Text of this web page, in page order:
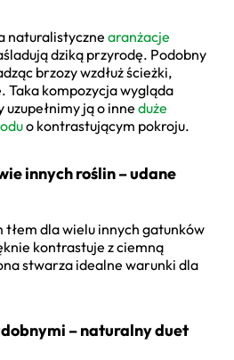
naturalistyczne aranżacje
dziką przyrodę. Podobny
brzozy wzdłuż ścieżki,
kompozycja wygląda
ją o inne duże
o kontrastującym pokroju.
innych roślin – udane
tłem dla wielu innych gatunków
kontrastuje z ciemną
stwarza idealne warunki dla
– naturalny duet